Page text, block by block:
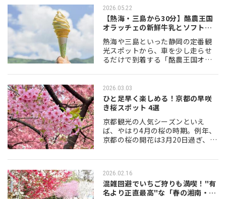
は「三原山頂口…
2026.05.22
【熱海・三島から30分】酪農王国
オラッチェの新鮮牛乳とソフトク
リームが…
熱海や三島といった静岡の定番観
光スポットから、車を少し走らせ
るだけで到着する「酪農王国オラ
(ORATCHE）という名前には、ひ
とつひとつ次のような意味が込め
られています。 オラ…
2026.03.03
ひと足早く楽しめる！京都の早咲
き桜スポット 4選
京都観光の人気シーズンといえ
ば、やはり4月の桜の時期。例年、
京都の桜の開花は3月20日過ぎ、そ
ることが多いですが、今回は2月中
ポットを4つ…
2026.02.16
混雑回避でいちご狩りも満喫！"有
名より正直最高"な「春の湘南・穴